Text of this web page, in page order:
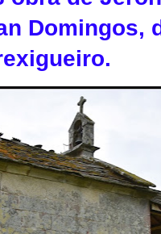
Domingos,